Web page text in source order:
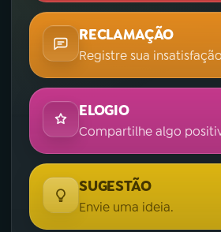
RECLAMAÇÃO
Registre sua
ELOGIO
Compartilhe algo
SUGESTÃO
Envie uma ideia.